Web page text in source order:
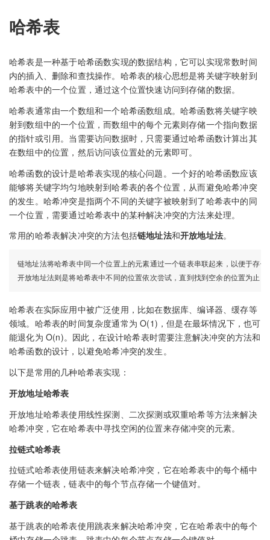
哈希表
哈希表是一种基于哈希函数实现的数据结构，它可以实现常数时间
内的插入、删除和查找操作。哈希表的核心思想是将关键字映射到
哈希表中的一个位置，通过这个位置快速访问到存储的数据。
哈希表通常由一个数组和一个哈希函数组成。哈希函数将关键字映
射到数组中的一个位置，而数组中的每个元素则存储一个指向数据
的指针或引用。当需要访问数据时，只需要通过哈希函数计算出其
在数组中的位置，然后访问该位置处的元素即可。
哈希函数的设计是哈希表实现的核心问题。一个好的哈希函数应该
能够将关键字均匀地映射到哈希表的各个位置，从而避免哈希冲突
的发生。哈希冲突是指两个不同的关键字被映射到了哈希表中的同
一个位置，需要通过哈希表中的某种解决冲突的方法来处理。
常用的哈希表解决冲突的方法包括链地址法和开放地址法。
链地址法将哈希表中同一个位置上的元素通过一个链表串联起来，以便于存
哈希表在实际应用中被广泛使用，比如在数据库、编译器、缓存等
领域。哈希表的时间复杂度通常为 O(1)，但是在最坏情况下，也可
能退化为 O(n)。因此，在设计哈希表时需要注意解决冲突的方法和
哈希函数的设计，以避免哈希冲突的发生。
以下是常用的几种哈希表实现：
开放地址哈希表
开放地址哈希表使用线性探测、二次探测或双重哈希等方法来解决
哈希冲突，它在哈希表中寻找空闲的位置来存储冲突的元素。
拉链式哈希表
拉链式哈希表使用链表来解决哈希冲突，它在哈希表中的每个桶中
存储一个链表，链表中的每个节点存储一个键值对。
基于跳表的哈希表
基于跳表的哈希表使用跳表来解决哈希冲突，它在哈希表中的每个